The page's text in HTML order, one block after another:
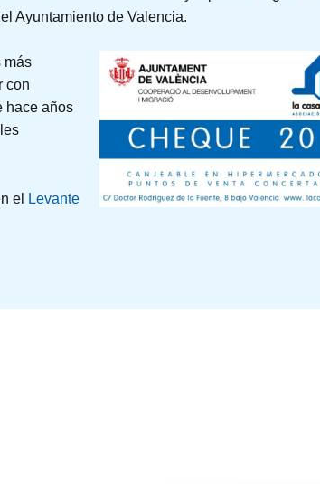
Ayuntamiento de Valencia.
más
con
hace años
el
Levante